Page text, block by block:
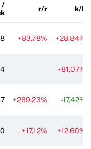
/
r/r k/k
+83,78% +28,84%
+81,07%
+289,23% -17,42%
+17,12% +12,60%